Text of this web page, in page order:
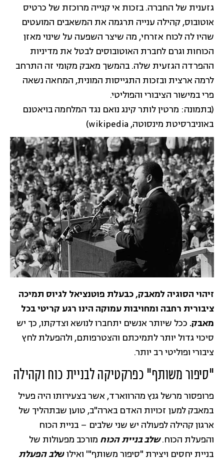
גזענית של החברה. בזכות אי קנייה מרוכזת של כרטיס
אוטובוס, קהילה ענייה תרגמה את המשאבים המועטים
שהיו לה לכוח אזרחי, מה שיצר השפעה על שינוי מאזן
הכוחות וגרם לחברת האוטובוסים לבטל את מדיניות
ההפרדה הגזעית שלה. בהמשך מאבק מקומי זה התרחב
לרמה ארצית ובזכות התגייסות המונית, המחאה נשאה
פרי במישור הציבורי והפוליטי.
(בתמונה: מרטין לותר קינג נואם נגד המלחמה בויאטנם
באוניברסיטת מינסוטה, wikipedia)
זיהוי הסוגיה למאבק, כבעלת פוטנציאל לגיוס תמיכה
ציבורית רחבה ומחויבות עמוקה הינו רגע קריטי בכל
מאבק. ככל שיותר אנשים יתחברו לנושא וצדקתו, כך יש
סיכוי גדול יותר לתמיכתם והצטרפותם, ולהפעלת לחץ
ציבורי ופוליטי רב יותר.
"סיפור משותף" כפרקטיקה לבניית כוח וקהילה
פרופסור מרשל גנץ מהרווארד, אשר בצעירותו היה פעיל
במאבק למען זכויות האדם בארה"ב, טוען שבתהליך של
ארגון קהילה לפעולה יש שני שלבים – בניית הכוח
והפעלת הכוח.שלב בניית הכוח מורכב מפעולות של
בניית יחסים ויצירת "סיפור משותף"' ואילושלב הפעלת